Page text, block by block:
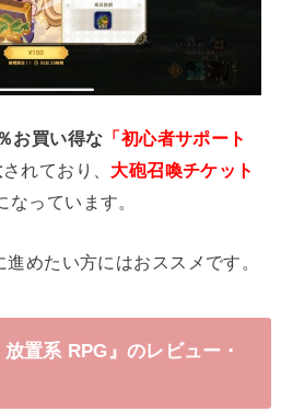
お買い得な 「初心者サポート
されており、 大砲召喚チケット
なっています。
めたい方にはおススメです。
置系 RPG』のレビュー・